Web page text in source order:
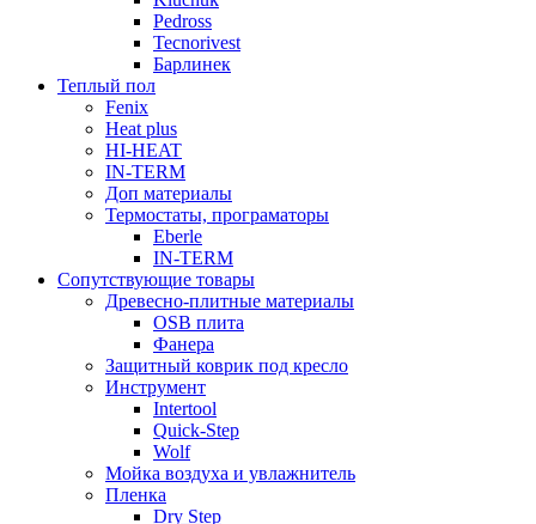
Pedross
Tecnorivest
Барлинек
Теплый пол
Fenix
Heat plus
HI-HEAT
IN-TERM
Доп материалы
Термостаты, програматоры
Eberle
IN-TERM
Сопутствующие товары
Древесно-плитные материалы
OSB плита
Фанера
Защитный коврик под кресло
Инструмент
Intertool
Quick-Step
Wolf
Мойка воздуха и увлажнитель
Пленка
Dry Step